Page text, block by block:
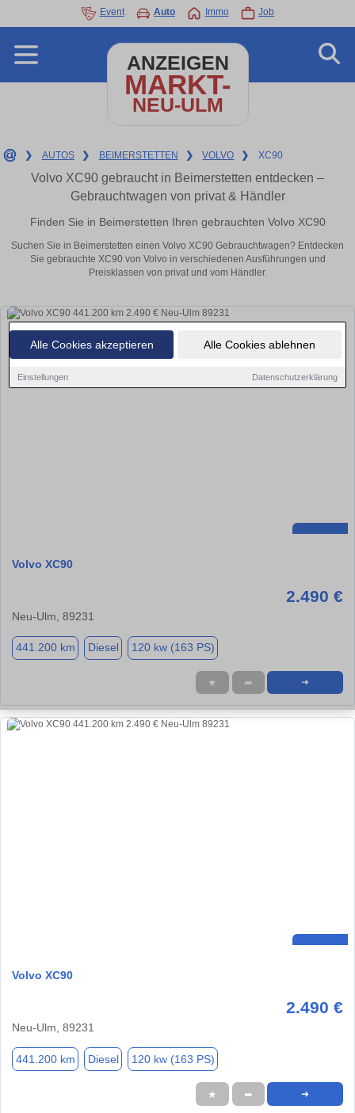
Alle Cookies akzeptieren Alle Cookies ablehnen
Einstellungen Datenschutzerklärung
Event Auto Immo Job
ANZEIGEN
MARKT-
NEU-ULM
❯ AUTOS ❯ BEIMERSTETTEN ❯ VOLVO ❯ XC90
Volvo XC90 gebraucht in Beimerstetten entdecken –
Gebrauchtwagen von privat & Händler
Finden Sie in Beimerstetten Ihren gebrauchten Volvo XC90
Suchen Sie in Beimerstetten einen Volvo XC90 Gebrauchtwagen? Entdecken
Sie gebrauchte XC90 von Volvo in verschiedenen Ausführungen und
Preisklassen von privat und vom Händler.
Volvo XC90
2.490 €
Neu-Ulm, 89231
441.200 km Diesel 120 kw (163 PS)
★ ➦ ➜
Volvo XC90
2.490 €
Neu-Ulm, 89231
441.200 km Diesel 120 kw (163 PS)
★ ➦ ➜